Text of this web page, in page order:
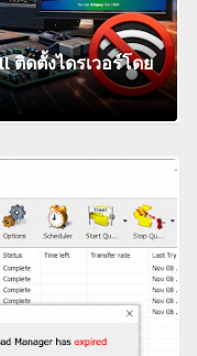
ติดตั้งไดรเวอร์โดย